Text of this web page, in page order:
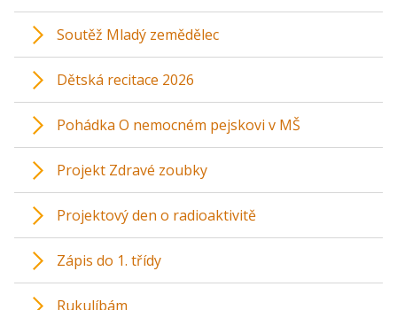
Soutěž Mladý zemědělec
Dětská recitace 2026
Pohádka O nemocném pejskovi v MŠ
Projekt Zdravé zoubky
Projektový den o radioaktivitě
Zápis do 1. třídy
Rukulíbám